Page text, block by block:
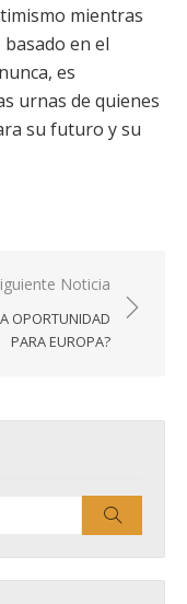
mientras
en el
es
urnas de quienes
su futuro y su
Noticia
OPORTUNIDAD
PARA EUROPA?